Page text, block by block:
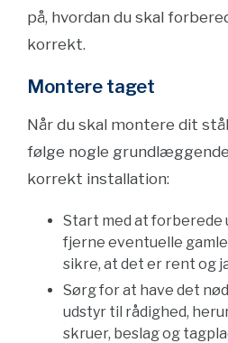
på, hvordan du skal
korrekt.
Montere taget
Når du skal montere dit
følge nogle
korrekt installation:
Start med at forberede
fjerne eventuelle
sikre, at det er rent og
Sørg for at have det
udstyr til rådighed,
skruer, beslag og